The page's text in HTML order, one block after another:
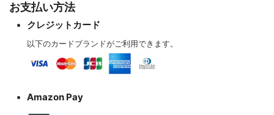
お支払い方法
クレジットカード
以下のカードブランドがご利用できます。
Amazon Pay